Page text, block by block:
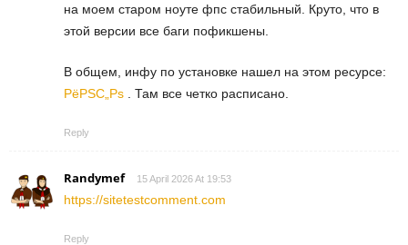
на моем старом ноуте фпс стабильный. Круто, что в
этой версии все баги пофикшены.
В общем, инфу по установке нашел на этом ресурсе:
РёРЅС„Рѕ . Там все четко расписано.
Reply
Randymef 15 April 2026 At 19:53
https://sitetestcomment.com
Reply